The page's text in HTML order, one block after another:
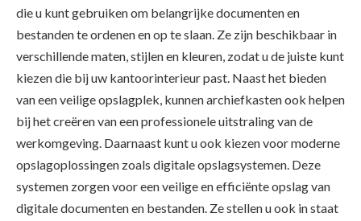
die u kunt gebruiken om belangrijke documenten en
bestanden te ordenen en op te slaan. Ze zijn beschikbaar in
verschillende maten, stijlen en kleuren, zodat u de juiste kunt
kiezen die bij uw kantoorinterieur past. Naast het bieden
van een veilige opslagplek, kunnen archiefkasten ook helpen
bij het creëren van een professionele uitstraling van de
werkomgeving. Daarnaast kunt u ook kiezen voor moderne
opslagoplossingen zoals digitale opslagsystemen. Deze
systemen zorgen voor een veilige en efficiënte opslag van
digitale documenten en bestanden. Ze stellen u ook in staat